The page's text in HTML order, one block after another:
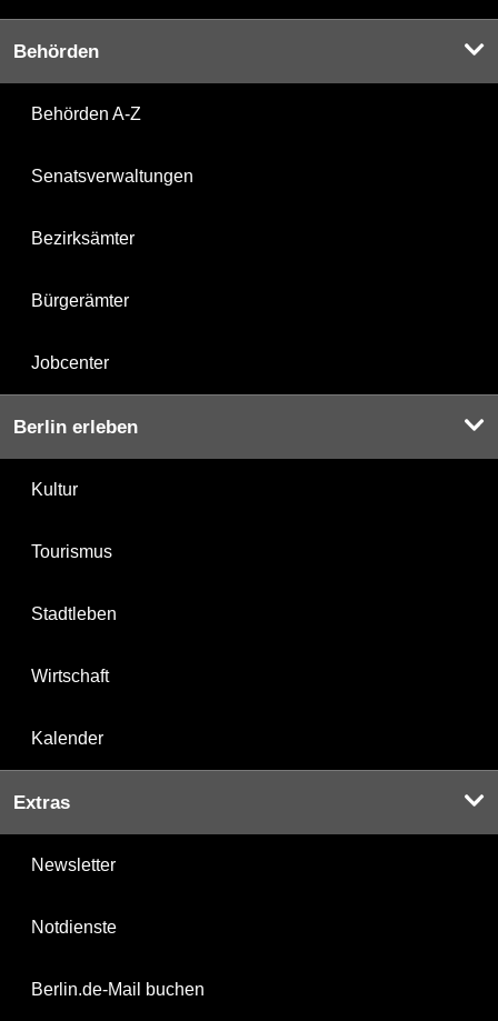
Behörden
Behörden A-Z
Senatsverwaltungen
Bezirksämter
Bürgerämter
Jobcenter
Berlin erleben
Kultur
Tourismus
Stadtleben
Wirtschaft
Kalender
Extras
Newsletter
Notdienste
Berlin.de-Mail buchen